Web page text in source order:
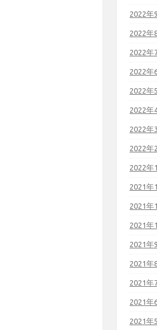
2022年
2022年
2022年
2022年
2022年
2022年
2022年
2022年
2022年
2021年
2021年
2021年
2021年
2021年
2021年
2021年
2021年